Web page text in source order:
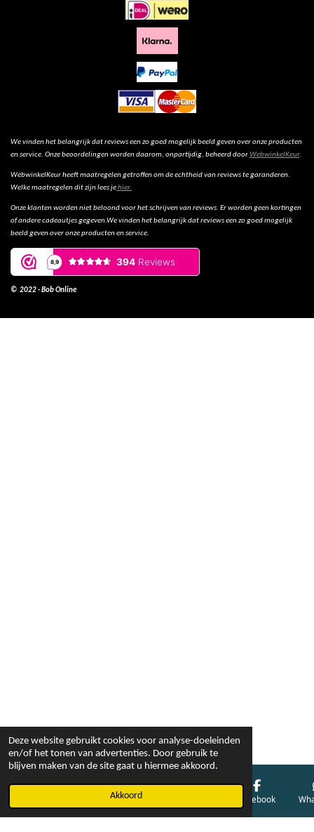
Deze website gebruikt cookies voor analyse-doeleinden
en/of het tonen van advertenties. Door gebruik te
blijven maken van de site gaat u hiermee akkoord.
Akkoord
We vinden het belangrijk dat reviews een zo goed mogelijk beeld geven over onze producten
en service. Onze beoordelingen worden daarom, onpartijdig, beheerd doorWebwinkelKeur.
WebwinkelKeur heeft maatregelen getroffen om de echtheid van reviews te garanderen.
Welke maatregelen dit zijn lees jehier.
Onze klanten worden niet beloond voor het schrijven van reviews. Er worden geen kortingen
of andere cadeautjes gegeven.We vinden het belangrijk dat reviews een zo goed mogelijk
beeld geven over onze producten en service.
© 2022 - Bob Online
Telefoonnummer Facebook